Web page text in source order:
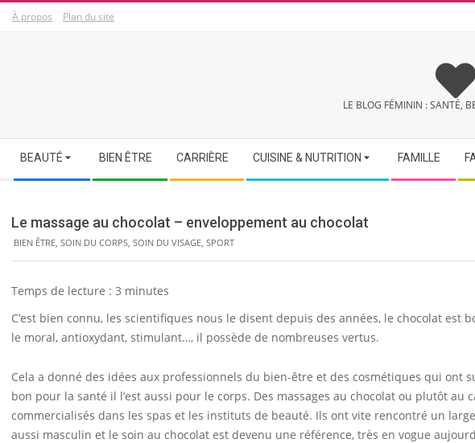
SkipÀ propos Plan du site
LE BLOG FÉMININ : SANTÉ,
Secondary
Navigation
Menu
BEAUTÉ BIEN ÊTRE CARRIÈRE CUISINE & NUTRITION FAMILLE
Le massage au chocolat – enveloppement au chocolat
BIEN ÊTRE, SOIN DU CORPS, SOIN DU VISAGE, SPORT
Temps de lecture : 3 minutes
C’est bien connu, les scientifiques nous le disent depuis des années, le chocolat est
le moral, antioxydant, stimulant…, il possède de nombreuses vertus.
Cela a donné des idées aux professionnels du bien-être et des cosmétiques qui ont
bon pour la santé il l’est aussi pour le corps. Des massages au chocolat ou plutôt au
commercialisés dans les spas et les instituts de beauté. Ils ont vite rencontré un
aussi masculin et le soin au chocolat est devenu une référence, très en vogue